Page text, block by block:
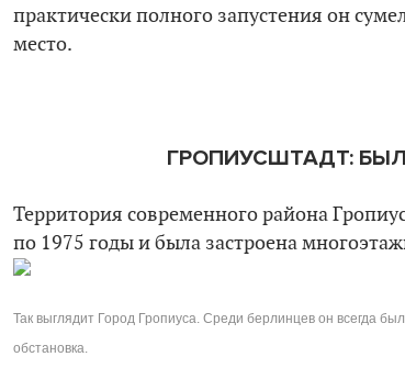
практически полного запустения он
место.
ГРОПИУСШТАДТ:
Территория современного района
по 1975 годы и была застроена
Так выглядит Город Гропиуса. Среди берлинцев он всегда
обстановка.